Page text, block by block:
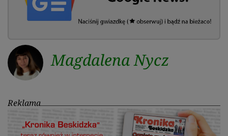
Magdalena Nycz
Reklama